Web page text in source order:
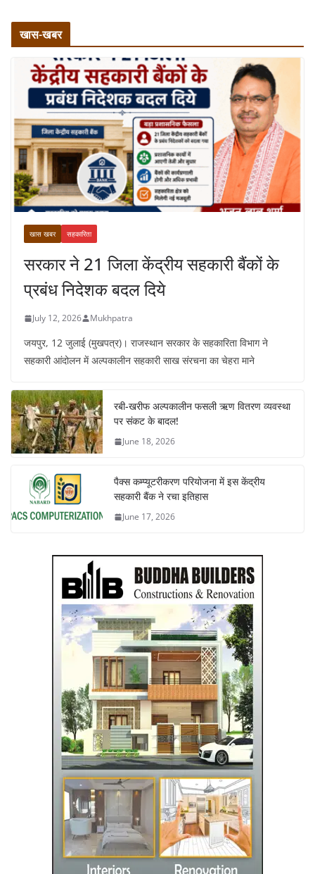
खास-खबर
खास खबर सहकारिता
सरकार ने 21 जिला केंद्रीय सहकारी बैंकों के
प्रबंध निदेशक बदल दिये
July 12, 2026 Mukhpatra
जयपुर, 12 जुलाई (मुखपत्र)। राजस्थान सरकार के सहकारिता विभाग ने
सहकारी आंदोलन में अल्पकालीन सहकारी साख संरचना का चेहरा माने
रबी-खरीफ अल्पकालीन फसली ऋण वितरण व्यवस्था
पर संकट के बादल!
June 18, 2026
पैक्स कम्प्यूटरीकरण परियोजना में इस केंद्रीय
सहकारी बैंक ने रचा इतिहास
June 17, 2026